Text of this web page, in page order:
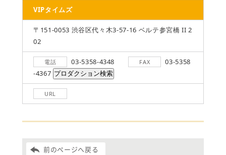
VIPタイムズ
〒151-0053 渋谷区代々木3-57-16 ベルテ参宮橋 II 2
02
電話 03-5358-4348 FAX
03-5358
-4367
URL
前のページへ戻る